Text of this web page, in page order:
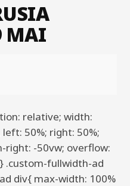
MAI
relative; width:
50%; right: 50%;
right: -50vw; overflow:
.custom-fullwidth-ad
div{ max-width: 100%